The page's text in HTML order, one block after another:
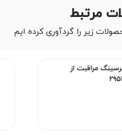
مرتبط
زیر را گردآوری کرده ایم
مراقبت از